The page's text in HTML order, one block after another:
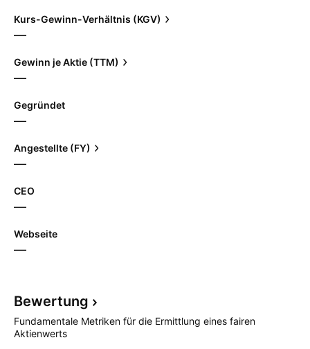
Kurs-Gewinn-Verhältnis (KGV)
—
Gewinn je Aktie (TTM)
—
Gegründet
—
Angestellte (FY)
—
CEO
—
Webseite
—
Bewertung
Fundamentale Metriken für die Ermittlung eines fairen
Aktienwerts